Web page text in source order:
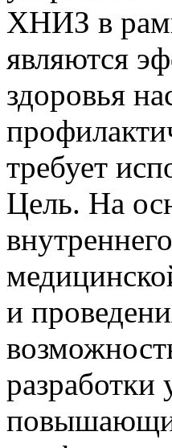
ХНИЗ в
являются
здоровья
требует
Цель. На
и